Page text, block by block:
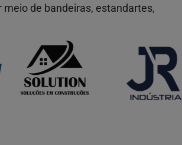
de bandeiras, estandartes,